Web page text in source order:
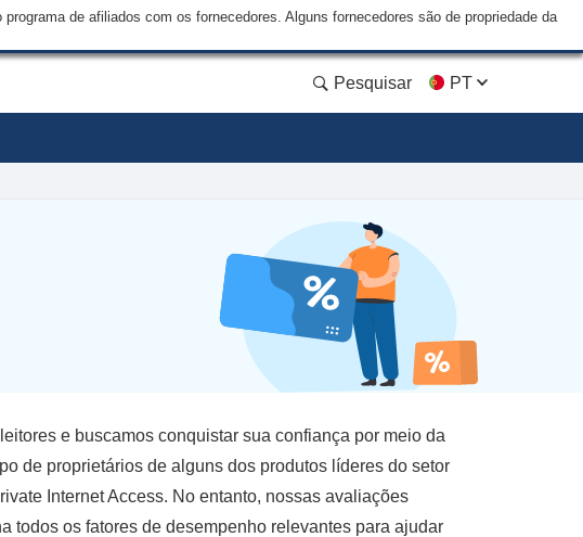
de afiliados com os fornecedores. Alguns fornecedores são de propriedade da
Pesquisar PT
e buscamos conquistar sua confiança por meio da
de proprietários de alguns dos produtos líderes do setor
Internet Access. No entanto, nossas avaliações
todos os fatores de desempenho relevantes para ajudar